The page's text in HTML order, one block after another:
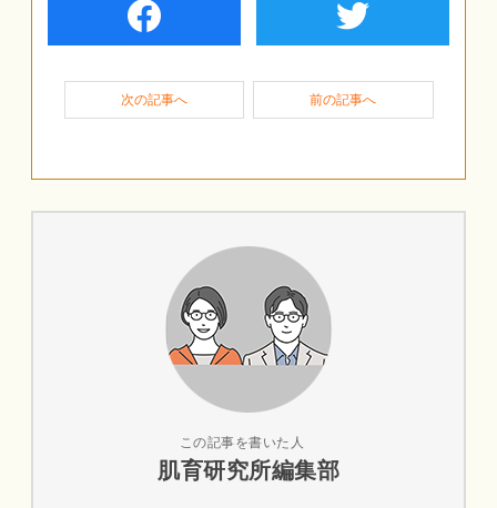
facebook twiter
次の記事へ 前の記事へ
この記事を書いた人
肌育研究所編集部